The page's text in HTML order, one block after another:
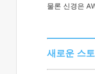
물론 신경은
새로운 스